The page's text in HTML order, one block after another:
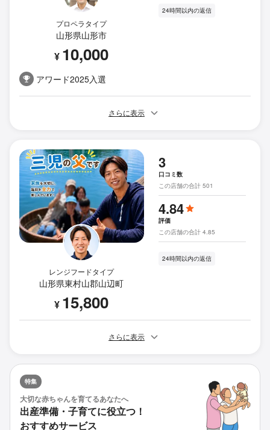
プロペラタイプ
山形県山形市
¥ 10,000
アワード2025入選
24時間以内の返信
さらに表示
レンジフードタイプ
山形県東村山郡山辺町
¥ 15,800
3
口コミ数
この店舗の合計 501
4.84
評価
この店舗の合計 4.85
24時間以内の返信
さらに表示
特集
大切な赤ちゃんを育てるあなたへ
出産準備・子育てに役立つ！
おすすめサービス